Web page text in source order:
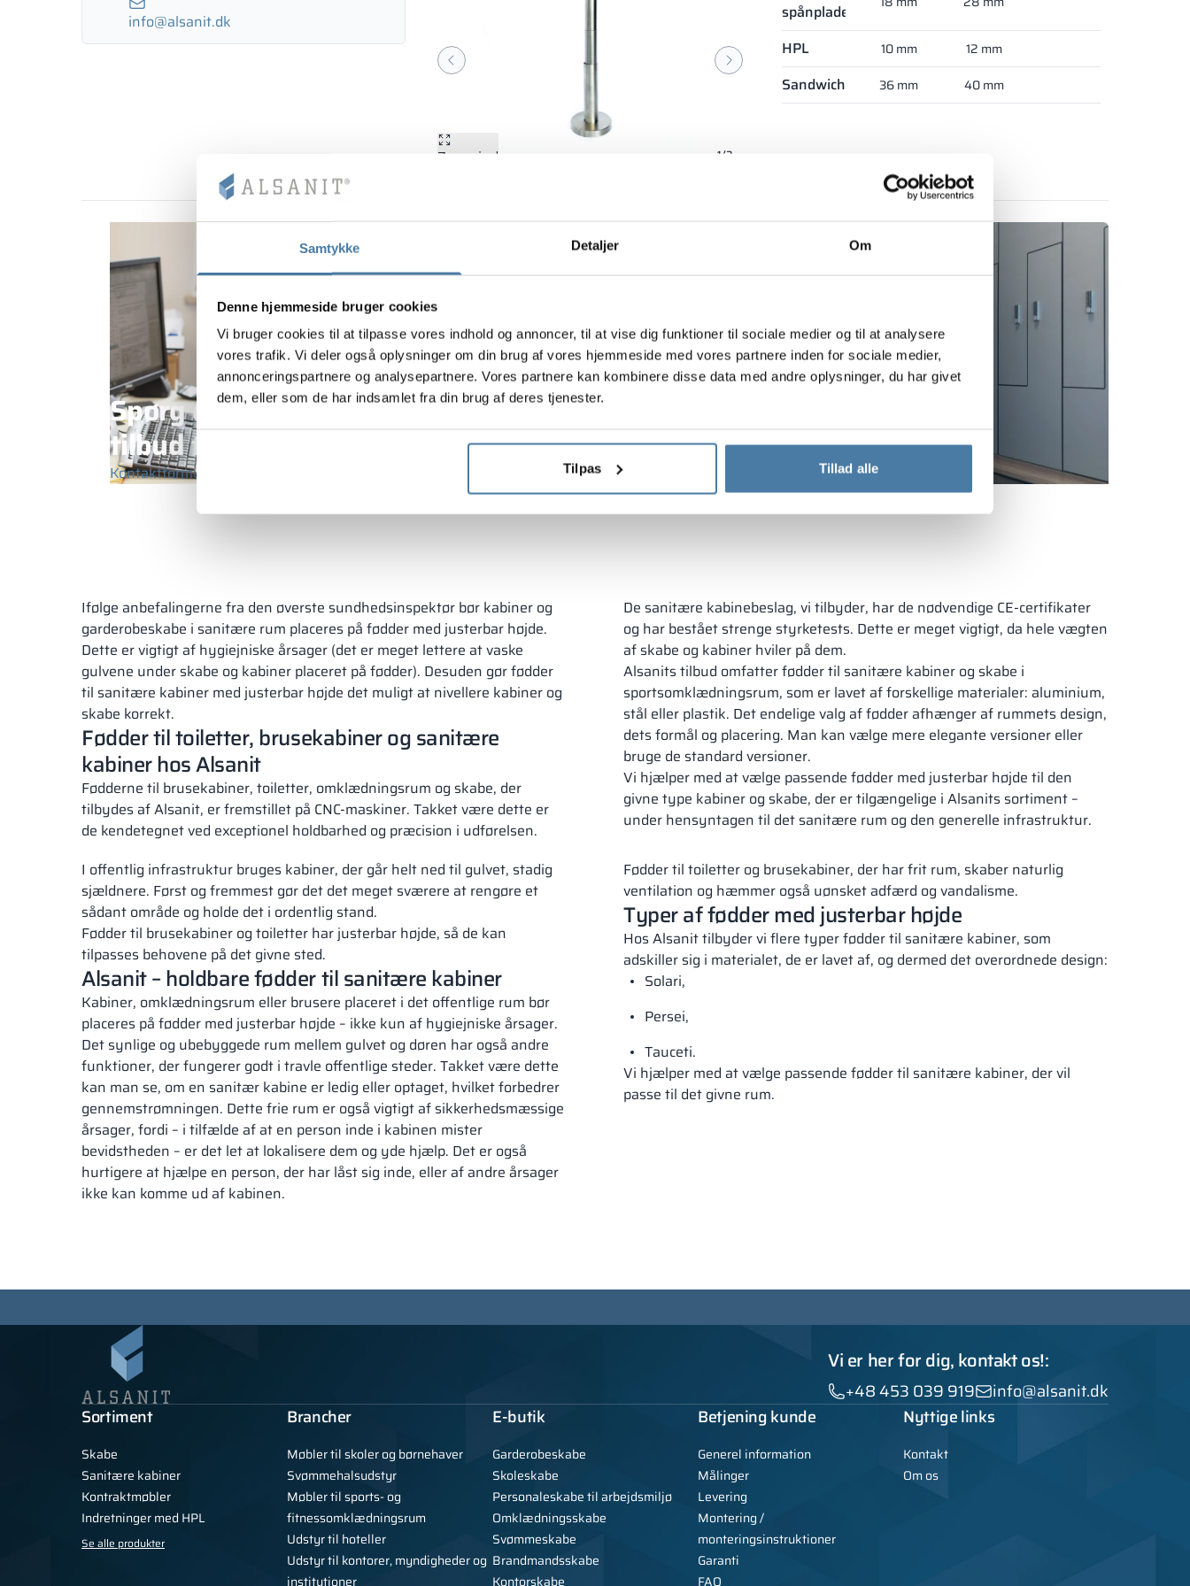
Samtykke Detaljer Om
Denne hjemmeside bruger cookies
Vi bruger cookies til at tilpasse vores indhold og annoncer, til at vise dig funktioner til sociale medier og til at analysere
vores trafik. Vi deler også oplysninger om din brug af vores hjemmeside med vores partnere inden for sociale medier,
annonceringspartnere og analysepartnere. Vores partnere kan kombinere disse data med andre oplysninger, du har givet
dem, eller som de har indsamlet fra din brug af deres tjenester.
Tilpas Tillad alle
info@alsanit.dk
1/2
Zoom ind
Zoom ind
spånplade
HPL 10 mm 12 mm
Sandwich 36 mm 40 mm
Spørg en rådgiver om et
tilbud til dig
Kontaktformular
PRODUCT
BOOK
Ifølge anbefalingerne fra den øverste sundhedsinspektør bør kabiner og
garderobeskabe i sanitære rum placeres på fødder med justerbar højde.
Dette er vigtigt af hygiejniske årsager (det er meget lettere at vaske
gulvene under skabe og kabiner placeret på fødder). Desuden gør fødder
til sanitære kabiner med justerbar højde det muligt at nivellere kabiner og
skabe korrekt.
Fødder til toiletter, brusekabiner og sanitære
kabiner hos Alsanit
Fødderne til brusekabiner, toiletter, omklædningsrum og skabe, der
tilbydes af Alsanit, er fremstillet på CNC-maskiner. Takket være dette er
de kendetegnet ved exceptionel holdbarhed og præcision i udførelsen.
De sanitære kabinebeslag, vi tilbyder, har de nødvendige CE-certifikater
og har bestået strenge styrketests. Dette er meget vigtigt, da hele vægten
af skabe og kabiner hviler på dem.
Alsanits tilbud omfatter fødder til sanitære kabiner og skabe i
sportsomklædningsrum, som er lavet af forskellige materialer: aluminium,
stål eller plastik. Det endelige valg af fødder afhænger af rummets design,
dets formål og placering. Man kan vælge mere elegante versioner eller
bruge de standard versioner.
Vi hjælper med at vælge passende fødder med justerbar højde til den
givne type kabiner og skabe, der er tilgængelige i Alsanits sortiment –
under hensyntagen til det sanitære rum og den generelle infrastruktur.
I offentlig infrastruktur bruges kabiner, der går helt ned til gulvet, stadig
sjældnere. Først og fremmest gør det det meget sværere at rengøre et
sådant område og holde det i ordentlig stand.
Fødder til brusekabiner og toiletter har justerbar højde, så de kan
tilpasses behovene på det givne sted.
Alsanit – holdbare fødder til sanitære kabiner
Kabiner, omklædningsrum eller brusere placeret i det offentlige rum bør
placeres på fødder med justerbar højde – ikke kun af hygiejniske årsager.
Det synlige og ubebyggede rum mellem gulvet og døren har også andre
funktioner, der fungerer godt i travle offentlige steder. Takket være dette
kan man se, om en sanitær kabine er ledig eller optaget, hvilket forbedrer
gennemstrømningen. Dette frie rum er også vigtigt af sikkerhedsmæssige
årsager, fordi – i tilfælde af at en person inde i kabinen mister
bevidstheden – er det let at lokalisere dem og yde hjælp. Det er også
hurtigere at hjælpe en person, der har låst sig inde, eller af andre årsager
ikke kan komme ud af kabinen.
Fødder til toiletter og brusekabiner, der har frit rum, skaber naturlig
ventilation og hæmmer også uønsket adfærd og vandalisme.
Typer af fødder med justerbar højde
Hos Alsanit tilbyder vi flere typer fødder til sanitære kabiner, som
adskiller sig i materialet, de er lavet af, og dermed det overordnede design:
Solari,
Persei,
Tauceti.
Vi hjælper med at vælge passende fødder til sanitære kabiner, der vil
passe til det givne rum.
Vi er her for dig, kontakt os!:
+48 453 039 919
info@alsanit.dk
Sortiment
Skabe
Sanitære kabiner
Kontraktmøbler
Indretninger med HPL
Se alle produkter
Brancher
Møbler til skoler og børnehaver
Svømmehalsudstyr
Møbler til sports- og
fitnessomklædningsrum
Udstyr til hoteller
Udstyr til kontorer, myndigheder og
institutioner
E-butik
Garderobeskabe
Skoleskabe
Personaleskabe til arbejdsmiljø
Omklædningsskabe
Svømmeskabe
Brandmandsskabe
Kontorskabe
Betjening kunde
Generel information
Målinger
Levering
Montering /
monteringsinstruktioner
Garanti
FAQ
Nyttige links
Kontakt
Om os